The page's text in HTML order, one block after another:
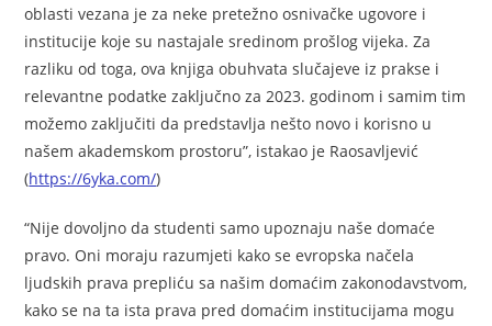
oblasti vezana je za neke pretežno osnivačke ugovore i
institucije koje su nastajale sredinom prošlog vijeka. Za
razliku od toga, ova knjiga obuhvata slučajeve iz prakse i
relevantne podatke zaključno za 2023. godinom i samim tim
možemo zaključiti da predstavlja nešto novo i korisno u
našem akademskom prostoru”, istakao je Raosavljević
(https://6yka.com/)
“Nije dovoljno da studenti samo upoznaju naše domaće
pravo. Oni moraju razumjeti kako se evropska načela
ljudskih prava prepliću sa našim domaćim zakonodavstvom,
kako se na ta ista prava pred domaćim institucijama mogu